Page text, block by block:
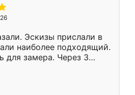
Эскизы прислали в
наиболее подходящий.
для замера. Через 3
уже готова. Остались
Спасибо Ренессанс
работу!